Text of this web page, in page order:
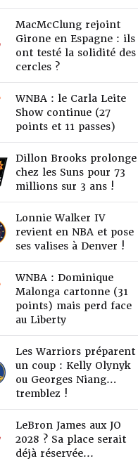
MacMcClung rejoint
Girone en Espagne : ils
ont testé la solidité des
cercles ?
WNBA : le Carla Leite
Show continue (27
points et 11 passes)
Dillon Brooks prolonge
chez les Suns pour 73
millions sur 3 ans !
Lonnie Walker IV
revient en NBA et pose
ses valises à Denver !
WNBA : Dominique
Malonga cartonne (31
points) mais perd face
au Liberty
Les Warriors préparent
un coup : Kelly Olynyk
ou Georges Niang…
tremblez !
LeBron James aux JO
2028 ? Sa place serait
déjà réservée...